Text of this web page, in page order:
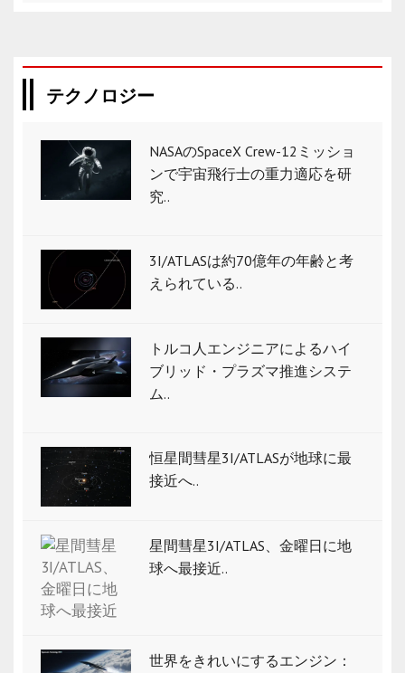
テクノロジー
NASAのSpaceX Crew-12ミッショ
ンで宇宙飛行士の重力適応を研
究..
3I/ATLASは約70億年の年齢と考
えられている..
トルコ人エンジニアによるハイ
ブリッド・プラズマ推進システ
ム..
恒星間彗星3I/ATLASが地球に最
接近へ..
星間彗星3I/ATLAS、金曜日に地
球へ最接近..
世界をきれいにするエンジン：